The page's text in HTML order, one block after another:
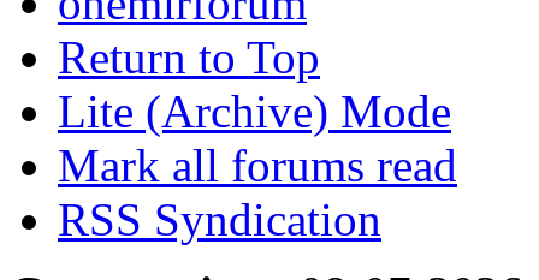
Return to Top
Lite (Archive) Mode
Mark all forums read
RSS Syndication